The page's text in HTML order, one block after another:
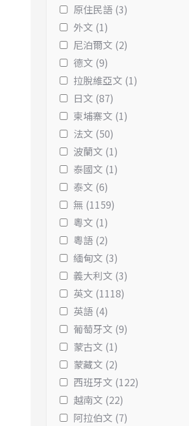
原住民語 (3)
外文 (1)
尼泊爾文 (2)
德文 (9)
拉脫維亞文 (1)
日文 (87)
柬埔寨文 (1)
法文 (50)
波蘭文 (1)
泰國文 (1)
泰文 (6)
無 (1159)
粵文 (1)
粵語 (2)
緬甸文 (3)
義大利文 (3)
英文 (1118)
英語 (4)
葡萄牙文 (9)
蒙古文 (1)
蒙藏文 (2)
西班牙文 (122)
越南文 (22)
阿拉伯文 (7)